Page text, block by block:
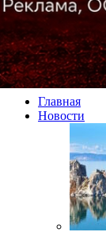
Главная
Новости